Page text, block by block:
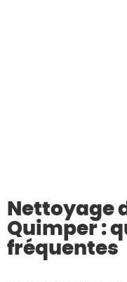
Nettoyage
Quimper :
fréquentes